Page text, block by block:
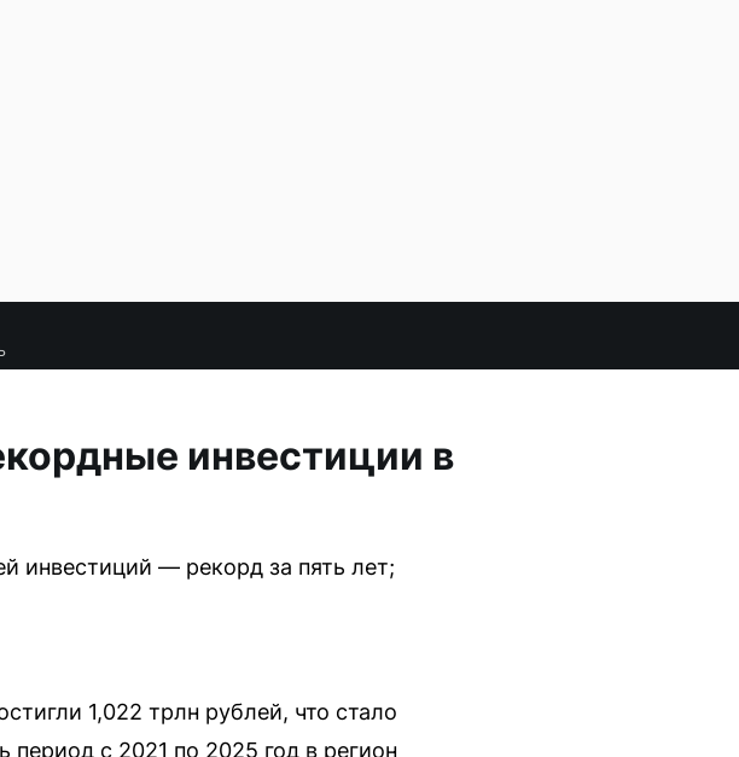
инвестиции в
инвестиций — рекорд за пять лет;
1,022 трлн рублей, что стало
период с 2021 по 2025 год в регион